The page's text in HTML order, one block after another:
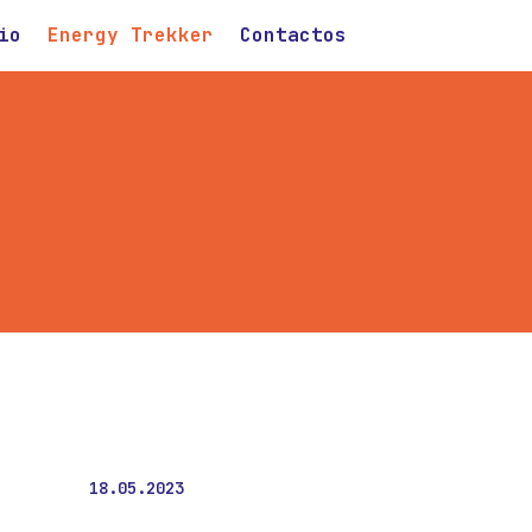
Energy Trekker Contactos
18.05.2023